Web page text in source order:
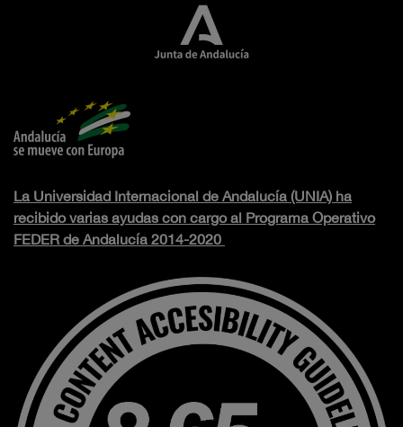
La Universidad Internacional de Andalucía (UNIA) ha
recibido varias ayudas con cargo al Programa Operativo
FEDER de Andalucía 2014-2020